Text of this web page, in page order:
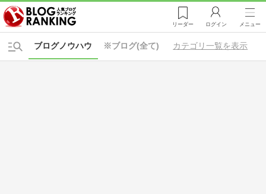
リーダー ログイン メニュー
※ブログ(全て)
ブログノウハウ カテゴリ一覧を表示